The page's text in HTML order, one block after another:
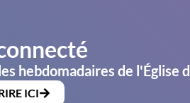
hebdomadaires de l'Église
ICI